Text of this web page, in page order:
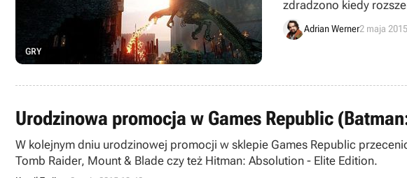
GRY
zdradzono kiedy
Adrian Werner2 maja
Urodzinowa promocja w Games Republic
W kolejnym dniu urodzinowej promocji w sklepie Games Republic
Tomb Raider, Mount & Blade czy też Hitman: Absolution - Elite Edition.